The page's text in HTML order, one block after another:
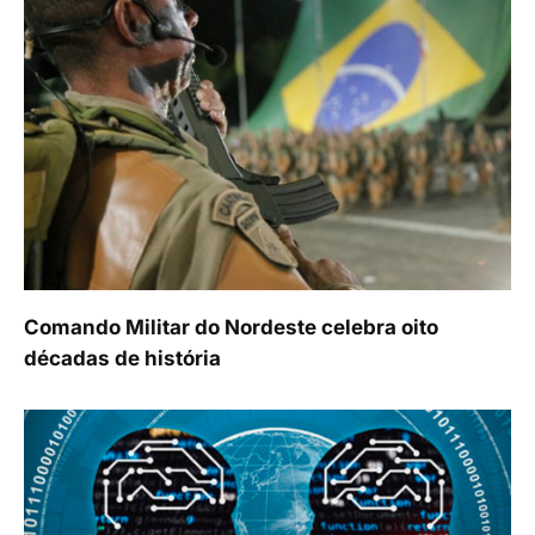
Comando Militar do Nordeste celebra oito
décadas de história